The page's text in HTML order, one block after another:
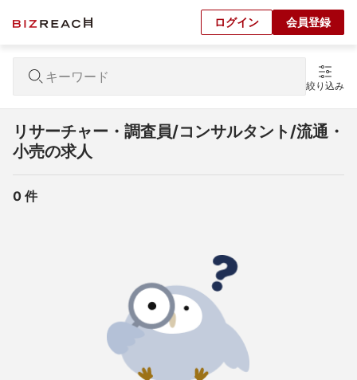
ログイン 会員登録
絞り込み
リサーチャー・調査員/コンサルタント/流通・
小売の求人
0 件